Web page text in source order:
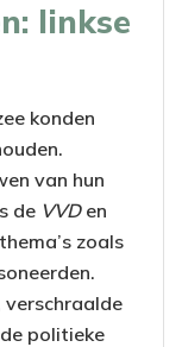
linkse
konden
van hun
de VVDen
zoals
verschraalde
politieke